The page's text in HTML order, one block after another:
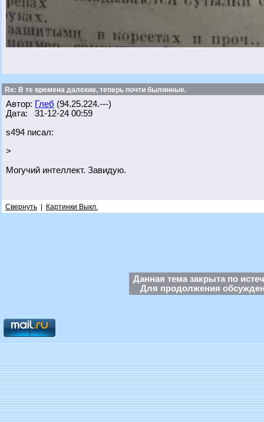
Re: В те времена далекие, теперь почти былинные.
Автор: Глеб (94.25.224.---)
Дата: 31-12-24 00:59
s494 писал:
>
Могучий интеллект. Завидую.
Свернуть Картинки Выкл.
Данная тема закрыта по
Для продолжения